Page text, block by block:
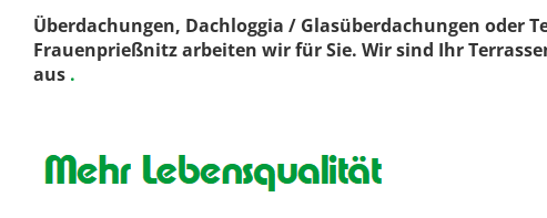
Überdachungen, Dachloggia / Glasüberdachungen oder
Frauenprießnitz arbeiten wir für Sie. Wir sind Ihr
aus .